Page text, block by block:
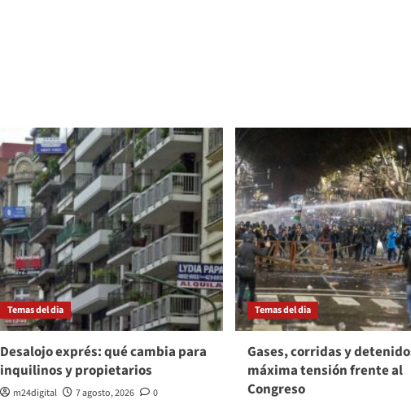
Temas del dia
Desalojo exprés: qué cambia para
inquilinos y propietarios
m24digital 7 agosto, 2026 0
Temas del dia
Gases, corridas y
máxima tensión frente al
Congreso